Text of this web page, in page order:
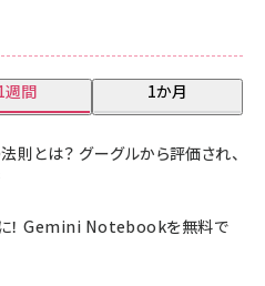
週間 1か月
則とは？ グーグルから評価され、
！ Gemini Notebookを無料で